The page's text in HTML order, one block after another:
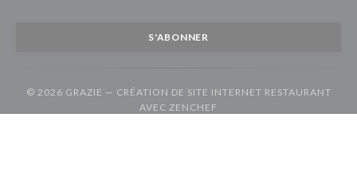
S'ABONNER
© 2026 GRAZIE — CRÉATION DE SITE INTERNET RESTAURANT
AVEC ZENCHEF